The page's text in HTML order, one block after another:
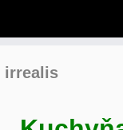
irrealis